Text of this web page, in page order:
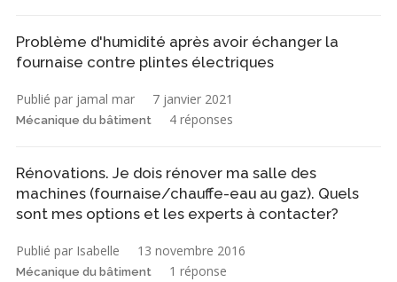
Problème d'humidité après avoir échanger la
fournaise contre plintes électriques
Publié par jamal mar 7 janvier 2021
Mécanique du bâtiment 4 réponses
Rénovations. Je dois rénover ma salle des
machines (fournaise/chauffe-eau au gaz). Quels
sont mes options et les experts à contacter?
Publié par Isabelle 13 novembre 2016
Mécanique du bâtiment 1 réponse